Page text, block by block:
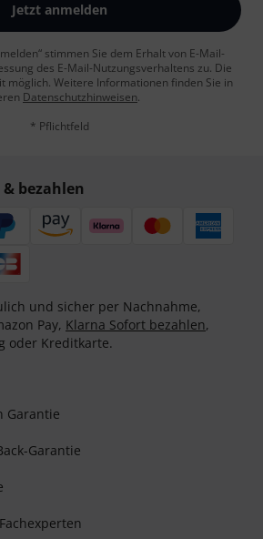
Jetzt anmelden
stimmen Sie dem Erhalt von E-Mail-
des E-Mail-Nutzungsverhaltens zu. Die
möglich. Weitere Informationen finden Sie in
Datenschutzhinweisen.
* Pflichtfeld
bezahlen
und sicher per Nachnahme,
Pay, Klarna Sofort bezahlen,
oder Kreditkarte.
Garantie
Garantie